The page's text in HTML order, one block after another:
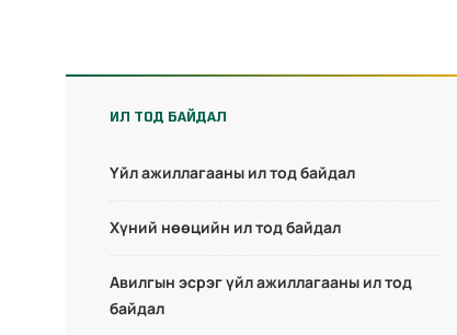
ИЛ ТОД БАЙДАЛ
Үйл ажиллагааны ил тод байдал
Хүний нөөцийн ил тод байдал
Авилгын эсрэг үйл ажиллагааны ил тод
байдал